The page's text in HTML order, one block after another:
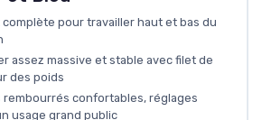
pour travailler haut et bas du
assez massive et stable avec filet de
des poids
rembourrés confortables, réglages
usage grand public